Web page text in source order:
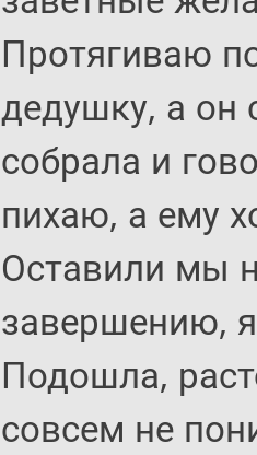
Протягиваю
дедушку, а он
собрала и
пихаю, а ему
Оставили мы
завершению,
Подошла,
совсем не